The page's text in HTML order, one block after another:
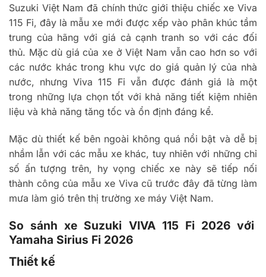
Suzuki Việt Nam đã chính thức giới thiệu chiếc xe Viva
115 Fi, đây là mẫu xe mới được xếp vào phân khúc tầm
trung của hãng với giá cả cạnh tranh so với các đối
thủ. Mặc dù giá của xe ở Việt Nam vẫn cao hơn so với
các nước khác trong khu vực do giá quản lý của nhà
nước, nhưng Viva 115 Fi vẫn được đánh giá là một
trong những lựa chọn tốt với khả năng tiết kiệm nhiên
liệu và khả năng tăng tốc và ổn định đáng kể.
Mặc dù thiết kế bên ngoài không quá nổi bật và dễ bị
nhầm lẫn với các mẫu xe khác, tuy nhiên với những chỉ
số ấn tượng trên, hy vọng chiếc xe này sẽ tiếp nối
thành công của mẫu xe Viva cũ trước đây đã từng làm
mưa làm gió trên thị trường xe máy Việt Nam.
So sánh xe Suzuki VIVA 115 Fi 2026 với
Yamaha Sirius Fi 2026
Thiết kế